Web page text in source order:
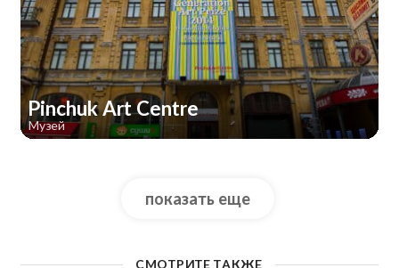
Pinchuk Art Centre
Музей
показать еще
СМОТРИТЕ ТАКЖЕ